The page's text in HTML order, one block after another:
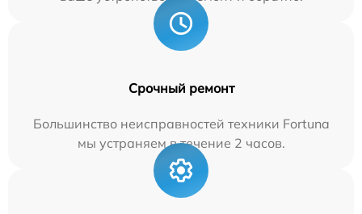
Срочный ремонт
Большинство неисправностей техники Fortuna
мы устраняем в течение 2 часов.